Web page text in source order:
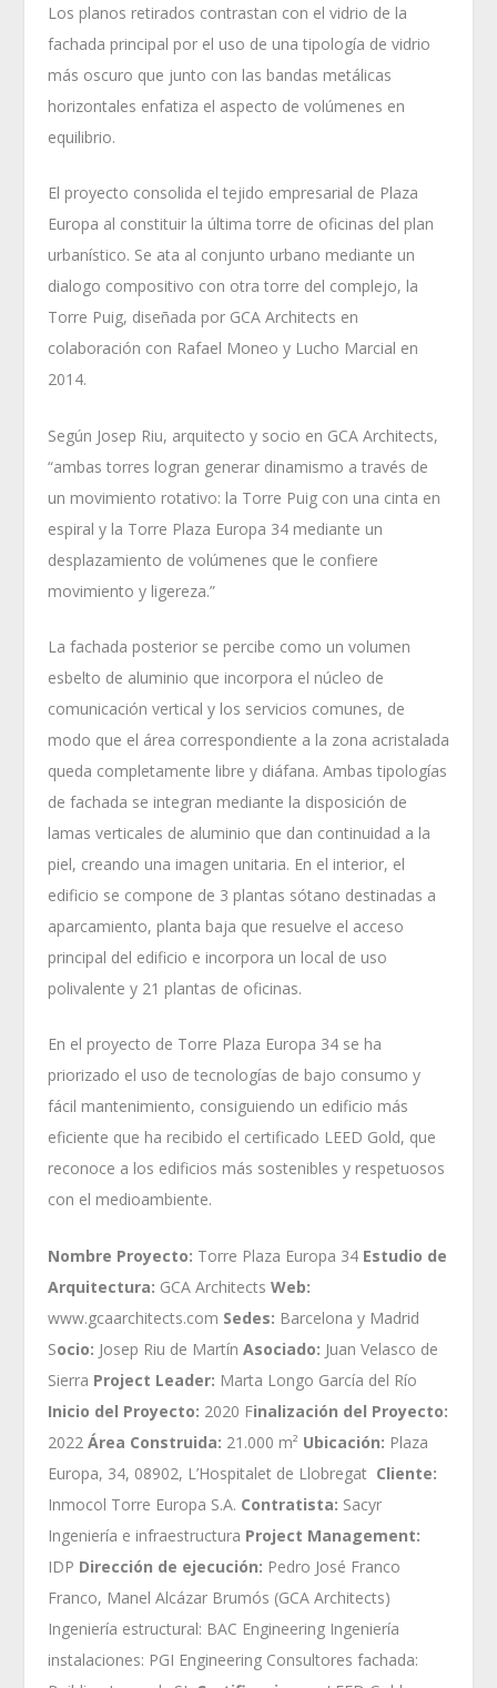
Los planos retirados contrastan con el vidrio de la
fachada principal por el uso de una tipología de vidrio
más oscuro que junto con las bandas metálicas
horizontales enfatiza el aspecto de volúmenes en
equilibrio.
El proyecto consolida el tejido empresarial de Plaza
Europa al constituir la última torre de oficinas del plan
urbanístico. Se ata al conjunto urbano mediante un
dialogo compositivo con otra torre del complejo, la
Torre Puig, diseñada por GCA Architects en
colaboración con Rafael Moneo y Lucho Marcial en
2014.
Según Josep Riu, arquitecto y socio en GCA Architects,
“ambas torres logran generar dinamismo a través de
un movimiento rotativo: la Torre Puig con una cinta en
espiral y la Torre Plaza Europa 34 mediante un
desplazamiento de volúmenes que le confiere
movimiento y ligereza.”
La fachada posterior se percibe como un volumen
esbelto de aluminio que incorpora el núcleo de
comunicación vertical y los servicios comunes, de
modo que el área correspondiente a la zona acristalada
queda completamente libre y diáfana. Ambas tipologías
de fachada se integran mediante la disposición de
lamas verticales de aluminio que dan continuidad a la
piel, creando una imagen unitaria. En el interior, el
edificio se compone de 3 plantas sótano destinadas a
aparcamiento, planta baja que resuelve el acceso
principal del edificio e incorpora un local de uso
polivalente y 21 plantas de oficinas.
En el proyecto de Torre Plaza Europa 34 se ha
priorizado el uso de tecnologías de bajo consumo y
fácil mantenimiento, consiguiendo un edificio más
eficiente que ha recibido el certificado LEED Gold, que
reconoce a los edificios más sostenibles y respetuosos
con el medioambiente.
Nombre Proyecto: Torre Plaza Europa 34 Estudio de
Arquitectura: GCA Architects Web:
www.gcaarchitects.com Sedes: Barcelona y Madrid
Socio: Josep Riu de Martín Asociado: Juan Velasco de
Sierra Project Leader: Marta Longo García del Río
Inicio del Proyecto: 2020 Finalización del Proyecto:
2022 Área Construida: 21.000 m² Ubicación: Plaza
Europa, 34, 08902, L’Hospitalet de Llobregat Cliente:
Inmocol Torre Europa S.A. Contratista: Sacyr
Ingeniería e infraestructura Project Management:
IDP Dirección de ejecución: Pedro José Franco
Franco, Manel Alcázar Brumós (GCA Architects)
Ingeniería estructural: BAC Engineering Ingeniería
instalaciones: PGI Engineering Consultores fachada: